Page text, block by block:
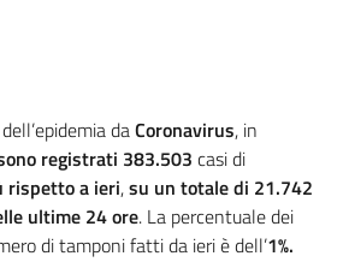
daCoronavirus, in
registrati 383.503 casi di
rispetto a ieri,su un totale di 21.742
ultime 24 ore. La percentuale dei
di tamponi fatti da ieri è dell’1%.